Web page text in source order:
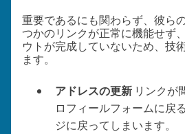
重要であるにも関わらず、彼ら
つかのリンクが正常に機能せず
ウトが完成していないため、技
ます。
アドレスの更新 リンクが
ロフィールフォームに戻
ジに戻ってしまいます。